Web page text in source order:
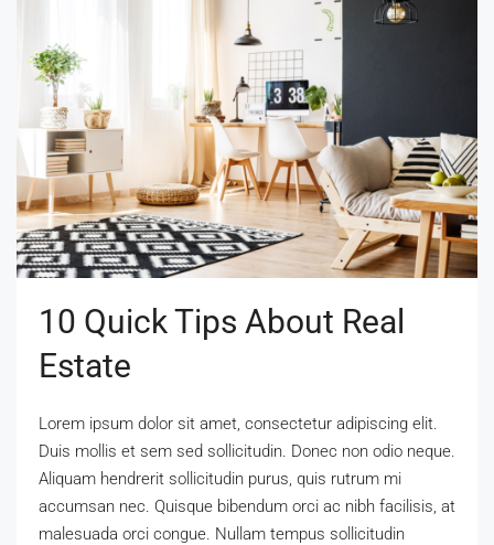
10 Quick Tips About Real
Estate
Lorem ipsum dolor sit amet, consectetur adipiscing elit.
Duis mollis et sem sed sollicitudin. Donec non odio neque.
Aliquam hendrerit sollicitudin purus, quis rutrum mi
accumsan nec. Quisque bibendum orci ac nibh facilisis, at
malesuada orci congue. Nullam tempus sollicitudin